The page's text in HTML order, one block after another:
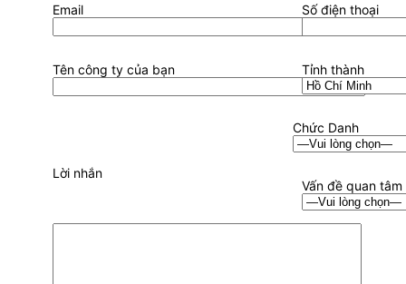
Email Số điện thoại
Tên công ty của bạn Tỉnh thành
Chức Danh
Vấn đề quan tâm
Lời nhắn